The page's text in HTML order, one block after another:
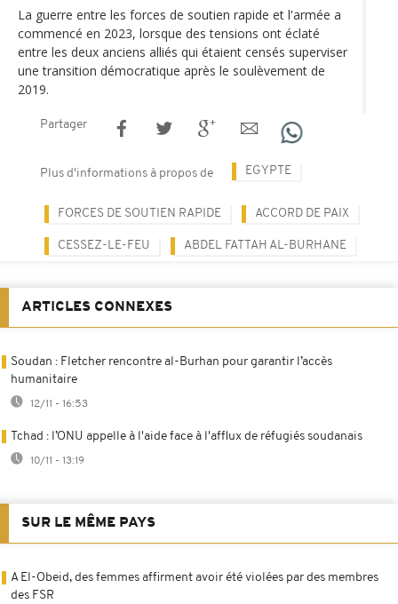
La guerre entre les forces de soutien rapide et l'armée a
commencé en 2023, lorsque des tensions ont éclaté
entre les deux anciens alliés qui étaient censés superviser
une transition démocratique après le soulèvement de
2019.
Partager
Plus d'informations à propos de EGYPTE
FORCES DE SOUTIEN RAPIDE ACCORD DE PAIX
CESSEZ-LE-FEU ABDEL FATTAH AL-BURHANE
ARTICLES CONNEXES
Soudan : Fletcher rencontre al-Burhan pour garantir l’accès
humanitaire
12/11 - 16:53
Tchad : l’ONU appelle à l'aide face à l'afflux de réfugiés soudanais
10/11 - 13:19
SUR LE MÊME PAYS
A El-Obeid, des femmes affirment avoir été violées par des membres
des FSR